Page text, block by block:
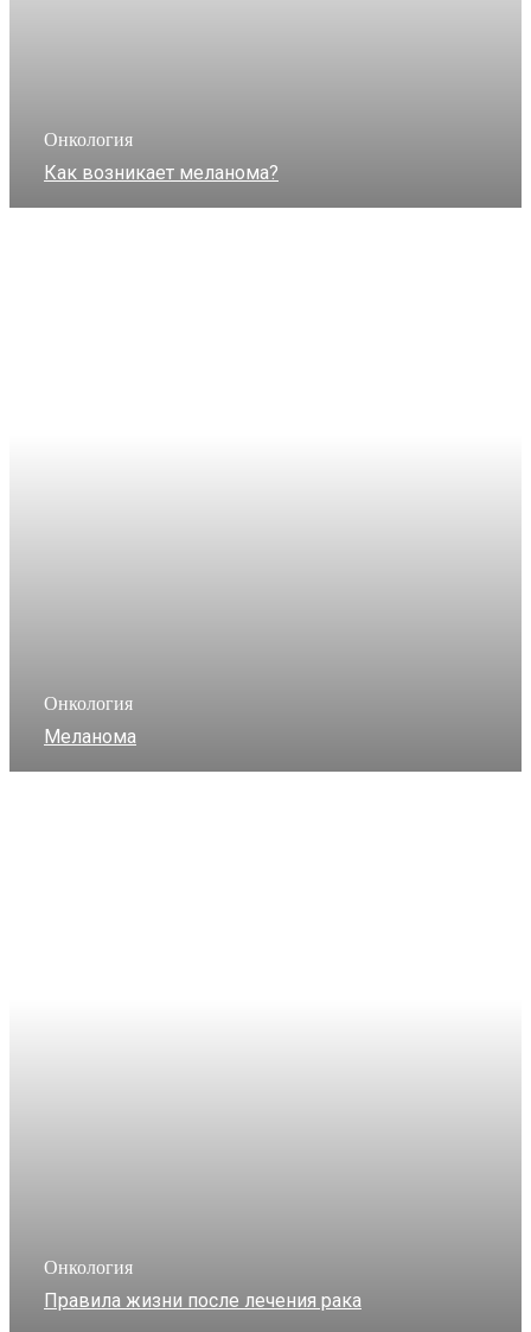
Онкология
Как возникает меланома?
Онкология
Меланома
Онкология
Правила жизни после лечения рака